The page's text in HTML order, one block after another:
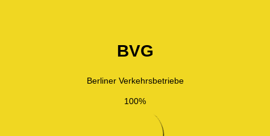
BVG
Berliner Verkehrsbetriebe
100%